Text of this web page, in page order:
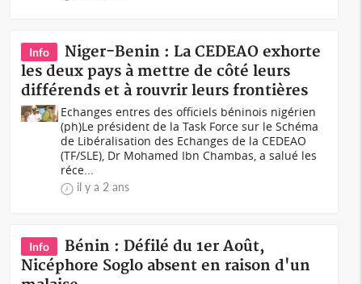
Info
Niger-Benin : La CEDEAO exhorte
les deux pays à mettre de côté leurs
différends et à rouvrir leurs frontières
Echanges entres des officiels béninois nigérien
(ph)Le président de la Task Force sur le Schéma
de Libéralisation des Echanges de la CEDEAO
(TF/SLE), Dr Mohamed Ibn Chambas, a salué les
réce...
il y a 2 ans
Info
Bénin : Défilé du 1er Août,
Nicéphore Soglo absent en raison d'un